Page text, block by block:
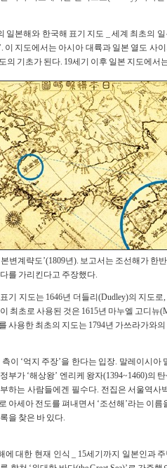
일본해와 한국해 표기 지도 _ 세계 최초의
이 지도에서는 아시아 대륙과 일본 열도 사
의 기초가 된다. 19세기 이후 일본 지도에서
변계략도’(1809년). 보고서는 조선해가 한
를 가리킨다고 주장했다.
기 지도는 1646년 더들리(Dudley)의 지도
최초로 사용된 것은 1615년 마누엘 고디뉴
사용한 최초의 지도는 1794년 가쓰라가와
측이 ‘억지 주장’을 한다는 입장. 말레이시
부가 ‘해상왕’ 엔리케 왕자(1394~1460)의
하는 사람들에겐 필수다. 전집은 서울역사
아세아 전도를 펴내면서 ‘조선해’라는 이
을 찾은 바 있다.
에 대한 현재 인식 _ 15세기까지 일본인과